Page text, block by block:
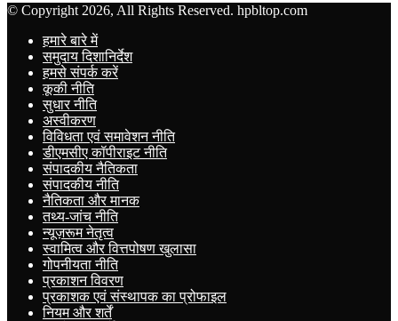
© Copyright 2026, All Rights Reserved. hpbltop.com
हमारे बारे में
समुदाय दिशानिर्देश
हमसे संपर्क करें
कूकी नीति
सुधार नीति
अस्वीकरण
विविधता एवं समावेशन नीति
डीएमसीए कॉपीराइट नीति
संपादकीय नैतिकता
संपादकीय नीति
नैतिकता और मानक
तथ्य-जांच नीति
न्यूज़रूम नेतृत्व
स्वामित्व और वित्तपोषण खुलासा
गोपनीयता नीति
प्रकाशन विवरण
प्रकाशक एवं संस्थापक का प्रोफाइल
नियम और शर्तें